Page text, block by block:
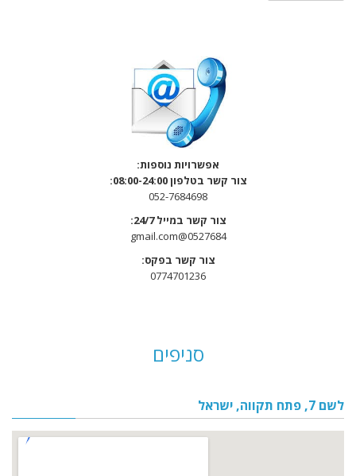
אפשרויות נוספות:
צור קשר בטלפון 08:00-24:00:
052-7684698
צור קשר במייל 24/7:
0527684@gmail.com
צור קשר בפקס:
0774701236
סניפים
לשם 7, פתח תקווה, ישראל